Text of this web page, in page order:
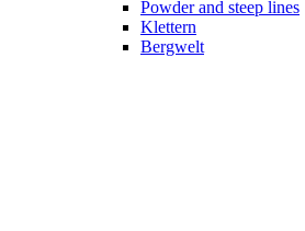
Powder and steep lines
Klettern
Bergwelt